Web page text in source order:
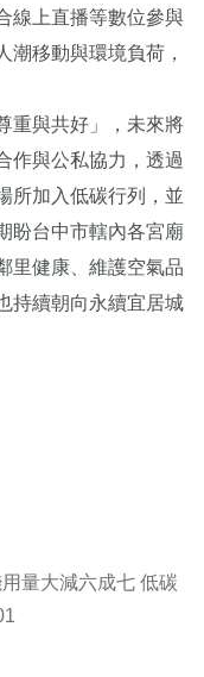
線上直播等數位參與
潮移動與環境負荷，
重與共好」，未來將
作與公私協力，透過
所加入低碳行列，並
盼台中市轄內各宮廟
里健康、維護空氣品
持續朝向永續宜居城
量大減六成七 低碳